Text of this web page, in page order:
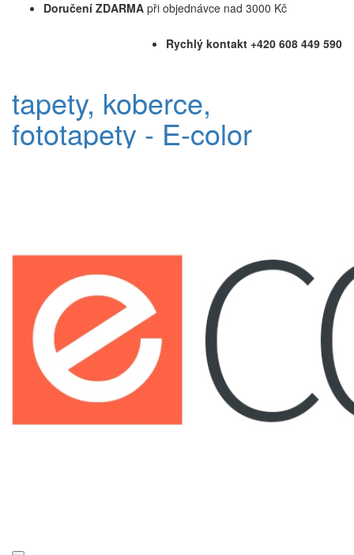
Doručení ZDARMA při objednávce nad 3000 Kč
Rychlý kontakt +420 608 449 590
tapety, koberce,
fototapety - E-color